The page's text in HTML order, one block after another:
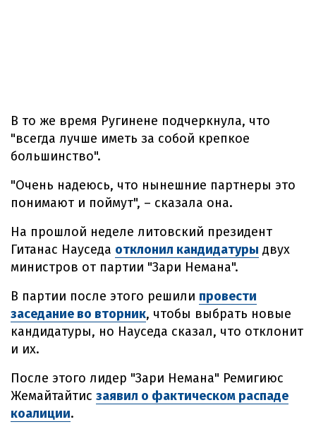
В то же время Ругинене подчеркнула, что
"всегда лучше иметь за собой крепкое
большинство".
"Очень надеюсь, что нынешние партнеры это
понимают и поймут", – сказала она.
На прошлой неделе литовский президент
Гитанас Науседа отклонил кандидатуры двух
министров от партии "Зари Немана".
В партии после этого решили провести
заседание во вторник, чтобы выбрать новые
кандидатуры, но Науседа сказал, что отклонит
и их.
После этого лидер "Зари Немана" Ремигиюс
Жемайтайтис заявил о фактическом распаде
коалиции.